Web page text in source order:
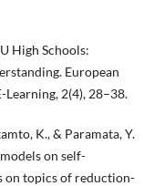
High Schools:
European
2(4), 28–38.
K., & Paramata, Y.
on self-
on topics of reduction-